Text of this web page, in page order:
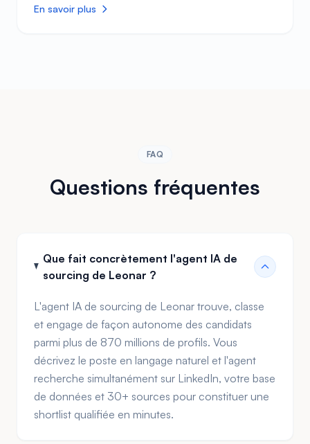
une vue unifiée. 93% des professionnels du
les fonctionnalités de relation client réunis sur une
En savoir plus
FAQ
Questions fréquentes
Que fait concrètement l'agent IA de
sourcing de Leonar ?
L'agent IA de sourcing de Leonar trouve, classe
et engage de façon autonome des candidats
parmi plus de 870 millions de profils. Vous
décrivez le poste en langage naturel et l'agent
recherche simultanément sur LinkedIn, votre base
de données et 30+ sources pour constituer une
shortlist qualifiée en minutes.